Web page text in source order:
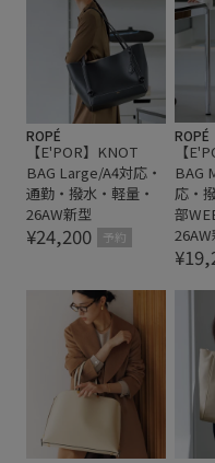
ベーシックカラー マチ
収納力 合わせやすい
通勤バッグ
ROPÉ
【E'POR】KNOT
BAG Large/A4対応・
通勤・撥水・軽量・
26AW新型
¥24,200 予約
ROPÉ
【
BAG
応・
部